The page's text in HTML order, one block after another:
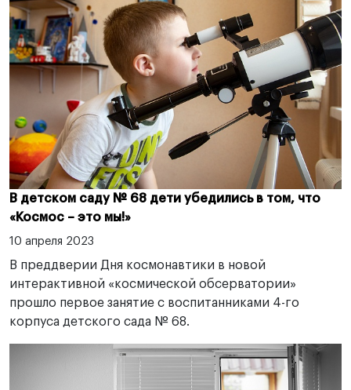
В детском саду № 68 дети убедились в том, что
«Космос – это мы!»
10 апреля 2023
В преддверии Дня космонавтики в новой
интерактивной «космической обсерватории»
прошло первое занятие с воспитанниками 4-го
корпуса детского сада № 68.